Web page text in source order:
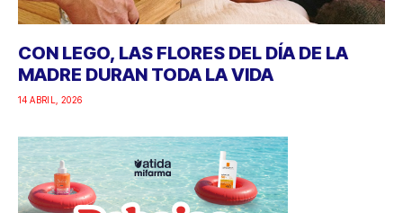
CON LEGO, LAS FLORES DEL DÍA DE LA
MADRE DURAN TODA LA VIDA
14 ABRIL, 2026